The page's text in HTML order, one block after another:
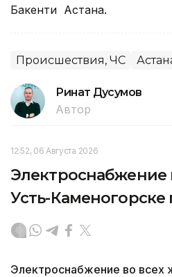
Бакенти Астана.
Происшествия, ЧС
Ринат Дусумов
Автор
12:52, 06 Августа 2026
Электроснабжение
Усть-Каменогорске
Электроснабжение во всех